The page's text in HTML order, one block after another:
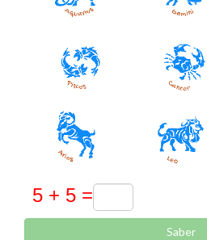
Saber